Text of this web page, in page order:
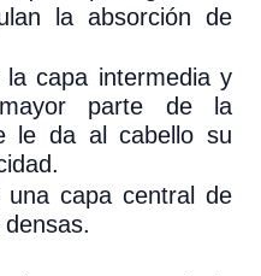
la absorción de
capa intermedia y
parte de la
le da al cabello su
capa central de